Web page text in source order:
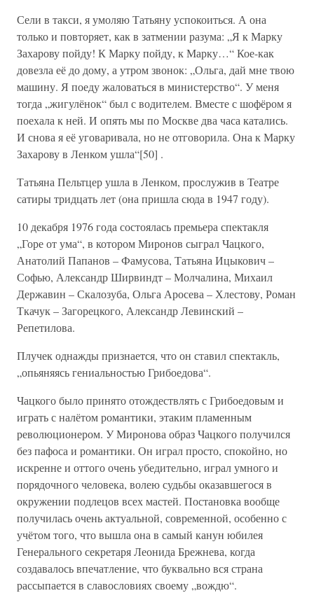
Сели в такси, я умоляю Татьяну успокоиться. А она
только и повторяет, как в затмении разума: „Я к Марку
Захарову пойду! К Марку пойду, к Марку…“ Кое-как
довезла её до дому, а утром звонок: „Ольга, дай мне твою
машину. Я поеду жаловаться в министерство“. У меня
тогда „жигулёнок“ был с водителем. Вместе с шофёром я
поехала к ней. И опять мы по Москве два часа катались.
И снова я её уговаривала, но не отговорила. Она к Марку
Захарову в Ленком ушла“[50] .
Татьяна Пельтцер ушла в Ленком, прослужив в Театре
сатиры тридцать лет (она пришла сюда в 1947 году).
10 декабря 1976 года состоялась премьера спектакля
„Горе от ума“, в котором Миронов сыграл Чацкого,
Анатолий Папанов – Фамусова, Татьяна Ицыкович –
Софью, Александр Ширвиндт – Молчалина, Михаил
Державин – Скалозуба, Ольга Аросева – Хлестову, Роман
Ткачук – Загорецкого, Александр Левинский –
Репетилова.
Плучек однажды признается, что он ставил спектакль,
„опьяняясь гениальностью Грибоедова“.
Чацкого было принято отождествлять с Грибоедовым и
играть с налётом романтики, этаким пламенным
революционером. У Миронова образ Чацкого получился
без пафоса и романтики. Он играл просто, спокойно, но
искренне и оттого очень убедительно, играл умного и
порядочного человека, волею судьбы оказавшегося в
окружении подлецов всех мастей. Постановка вообще
получилась очень актуальной, современной, особенно с
учётом того, что вышла она в самый канун юбилея
Генерального секретаря Леонида Брежнева, когда
создавалось впечатление, что буквально вся страна
рассыпается в славословиях своему „вождю“.